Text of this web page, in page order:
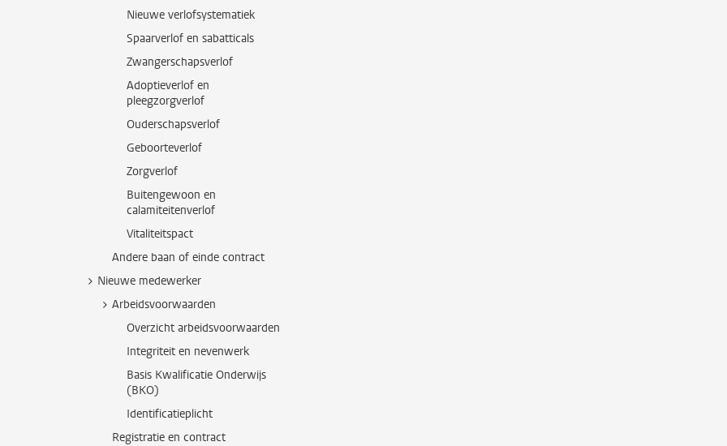
Nieuwe verlofsystematiek
Spaarverlof en sabatticals
Zwangerschapsverlof
Adoptieverlof en
pleegzorgverlof
Ouderschapsverlof
Geboorteverlof
Zorgverlof
Buitengewoon en
calamiteitenverlof
Vitaliteitspact
Andere baan of einde contract
Nieuwe medewerker
Arbeidsvoorwaarden
Overzicht arbeidsvoorwaarden
Integriteit en nevenwerk
Basis Kwalificatie Onderwijs
(BKO)
Identificatieplicht
Registratie en contract